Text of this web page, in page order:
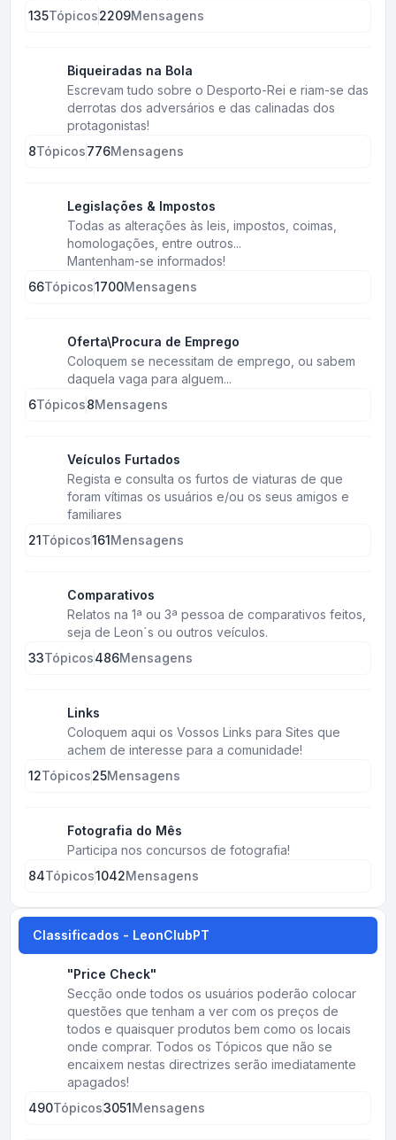
135Tópicos2209Mensagens
Biqueiradas na Bola
Escrevam tudo sobre o Desporto-Rei e riam-se das
derrotas dos adversários e das calinadas dos
protagonistas!
8Tópicos776Mensagens
Legislações & Impostos
Todas as alterações às leis, impostos, coimas,
homologações, entre outros...
Mantenham-se informados!
66Tópicos1700Mensagens
Oferta\Procura de Emprego
Coloquem se necessitam de emprego, ou sabem
daquela vaga para alguem...
6Tópicos8Mensagens
Veículos Furtados
Regista e consulta os furtos de viaturas de que
foram vítimas os usuários e/ou os seus amigos e
familiares
21Tópicos161Mensagens
Comparativos
Relatos na 1ª ou 3ª pessoa de comparativos feitos,
seja de Leon´s ou outros veículos.
33Tópicos486Mensagens
Links
Coloquem aqui os Vossos Links para Sites que
achem de interesse para a comunidade!
12Tópicos25Mensagens
Fotografia do Mês
Participa nos concursos de fotografia!
84Tópicos1042Mensagens
Classificados - LeonClubPT
"Price Check"
Secção onde todos os usuários poderão colocar
questões que tenham a ver com os preços de
todos e quaisquer produtos bem como os locais
onde comprar. Todos os Tópicos que não se
encaixem nestas directrizes serão imediatamente
apagados!
490Tópicos3051Mensagens